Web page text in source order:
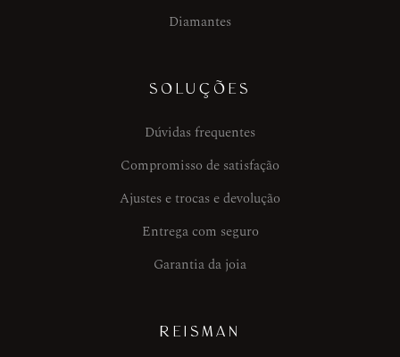
Diamantes
SOLUÇÕES
Dúvidas frequentes
Compromisso de satisfação
Ajustes e trocas e devolução
Entrega com seguro
Garantia da joia
REISMAN